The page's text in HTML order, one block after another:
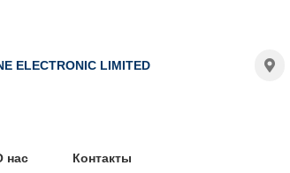
ELECTRONIC LIMITED
нас Контакты